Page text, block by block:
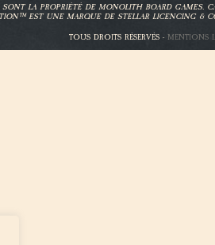
LA PROPRIÉTÉ DE MONOLITH BOARD
EST UNE MARQUE DE STELLAR LICENCING &
TOUS DROITS RÉSERVÉS - MENTIONS